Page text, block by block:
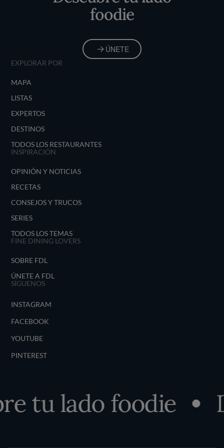
foodie
ÚNETE
EXPLORAR POR
MAPA
LISTAS
EXPERTOS
DESTINOS
TODOS LOS RESTAURANTES
INSPIRACIÓN
OPINIÓN Y NOTICIAS
RECETAS
CONSEJOS Y TRUCOS
SERIES
TODOS LOS TEMAS
FINE DINING LOVERS
SOBRE FDL
ÚNETE A FDL
SÍGUENOS
INSTAGRAM
FACEBOOK
YOUTUBE
PINTEREST
tu lado foodie